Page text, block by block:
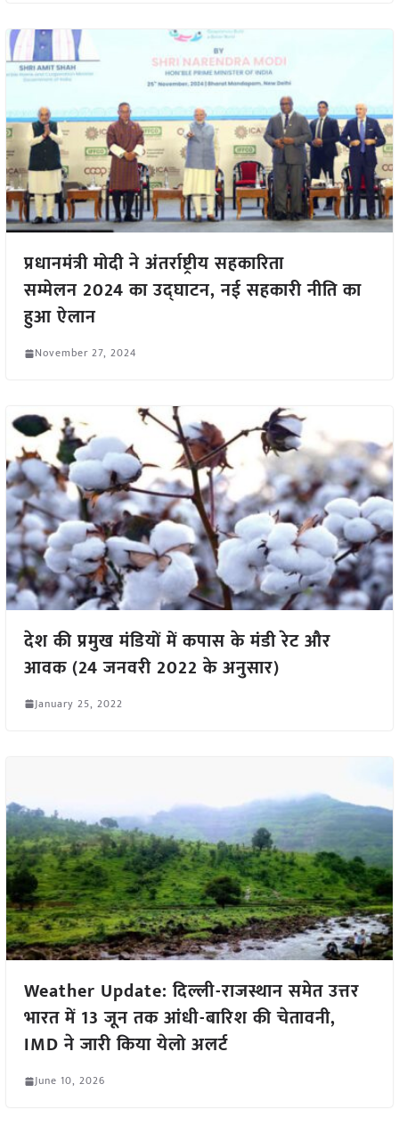
प्रधानमंत्री मोदी ने अंतर्राष्ट्रीय सहकारिता
सम्मेलन 2024 का उद्घाटन, नई सहकारी नीति का
हुआ ऐलान
November 27, 2024
देश की प्रमुख मंडियों में कपास के मंडी रेट और
आवक (24 जनवरी 2022 के अनुसार)
January 25, 2022
Weather Update: दिल्ली-राजस्थान समेत उत्तर
भारत में 13 जून तक आंधी-बारिश की चेतावनी,
IMD ने जारी किया येलो अलर्ट
June 10, 2026